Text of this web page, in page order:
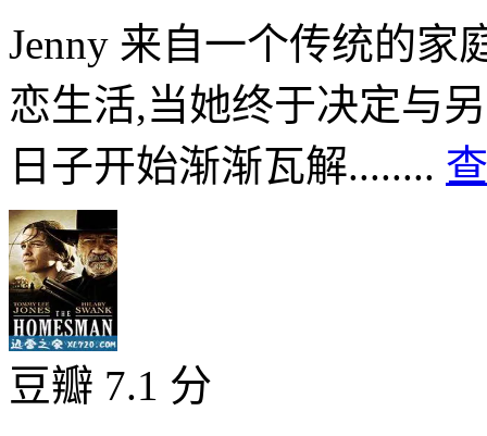
Jenny 来自一个传统的家
恋生活,当她终于决定与
日子开始渐渐瓦解........
豆瓣 7.1 分